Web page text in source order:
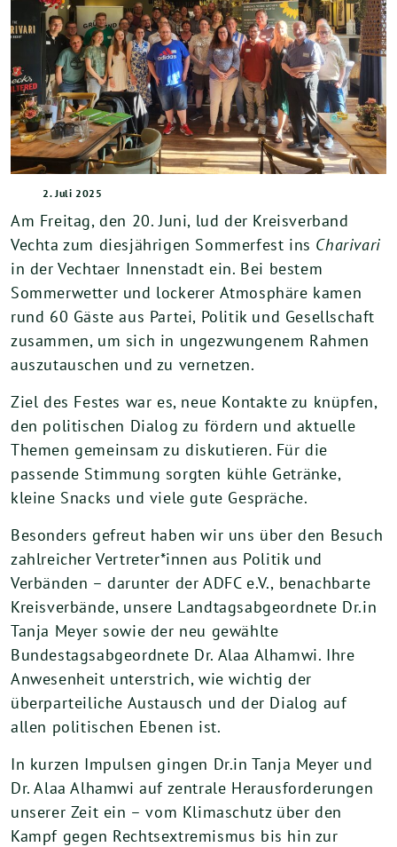
2. Juli 2025
Am Freitag, den 20. Juni, lud der Kreisverband
Vechta zum diesjährigen Sommerfest ins Charivari
in der Vechtaer Innenstadt ein. Bei bestem
Sommerwetter und lockerer Atmosphäre kamen
rund 60 Gäste aus Partei, Politik und Gesellschaft
zusammen, um sich in ungezwungenem Rahmen
auszutauschen und zu vernetzen.
Ziel des Festes war es, neue Kontakte zu knüpfen,
den politischen Dialog zu fördern und aktuelle
Themen gemeinsam zu diskutieren. Für die
passende Stimmung sorgten kühle Getränke,
kleine Snacks und viele gute Gespräche.
Besonders gefreut haben wir uns über den Besuch
zahlreicher Vertreter*innen aus Politik und
Verbänden – darunter der ADFC e.V., benachbarte
Kreisverbände, unsere Landtagsabgeordnete Dr.in
Tanja Meyer sowie der neu gewählte
Bundestagsabgeordnete Dr. Alaa Alhamwi. Ihre
Anwesenheit unterstrich, wie wichtig der
überparteiliche Austausch und der Dialog auf
allen politischen Ebenen ist.
In kurzen Impulsen gingen Dr.in Tanja Meyer und
Dr. Alaa Alhamwi auf zentrale Herausforderungen
unserer Zeit ein – vom Klimaschutz über den
Kampf gegen Rechtsextremismus bis hin zur